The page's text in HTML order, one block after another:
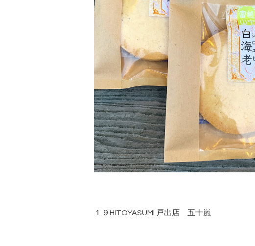
１９HITOYASUMI 戸出店 五十嵐